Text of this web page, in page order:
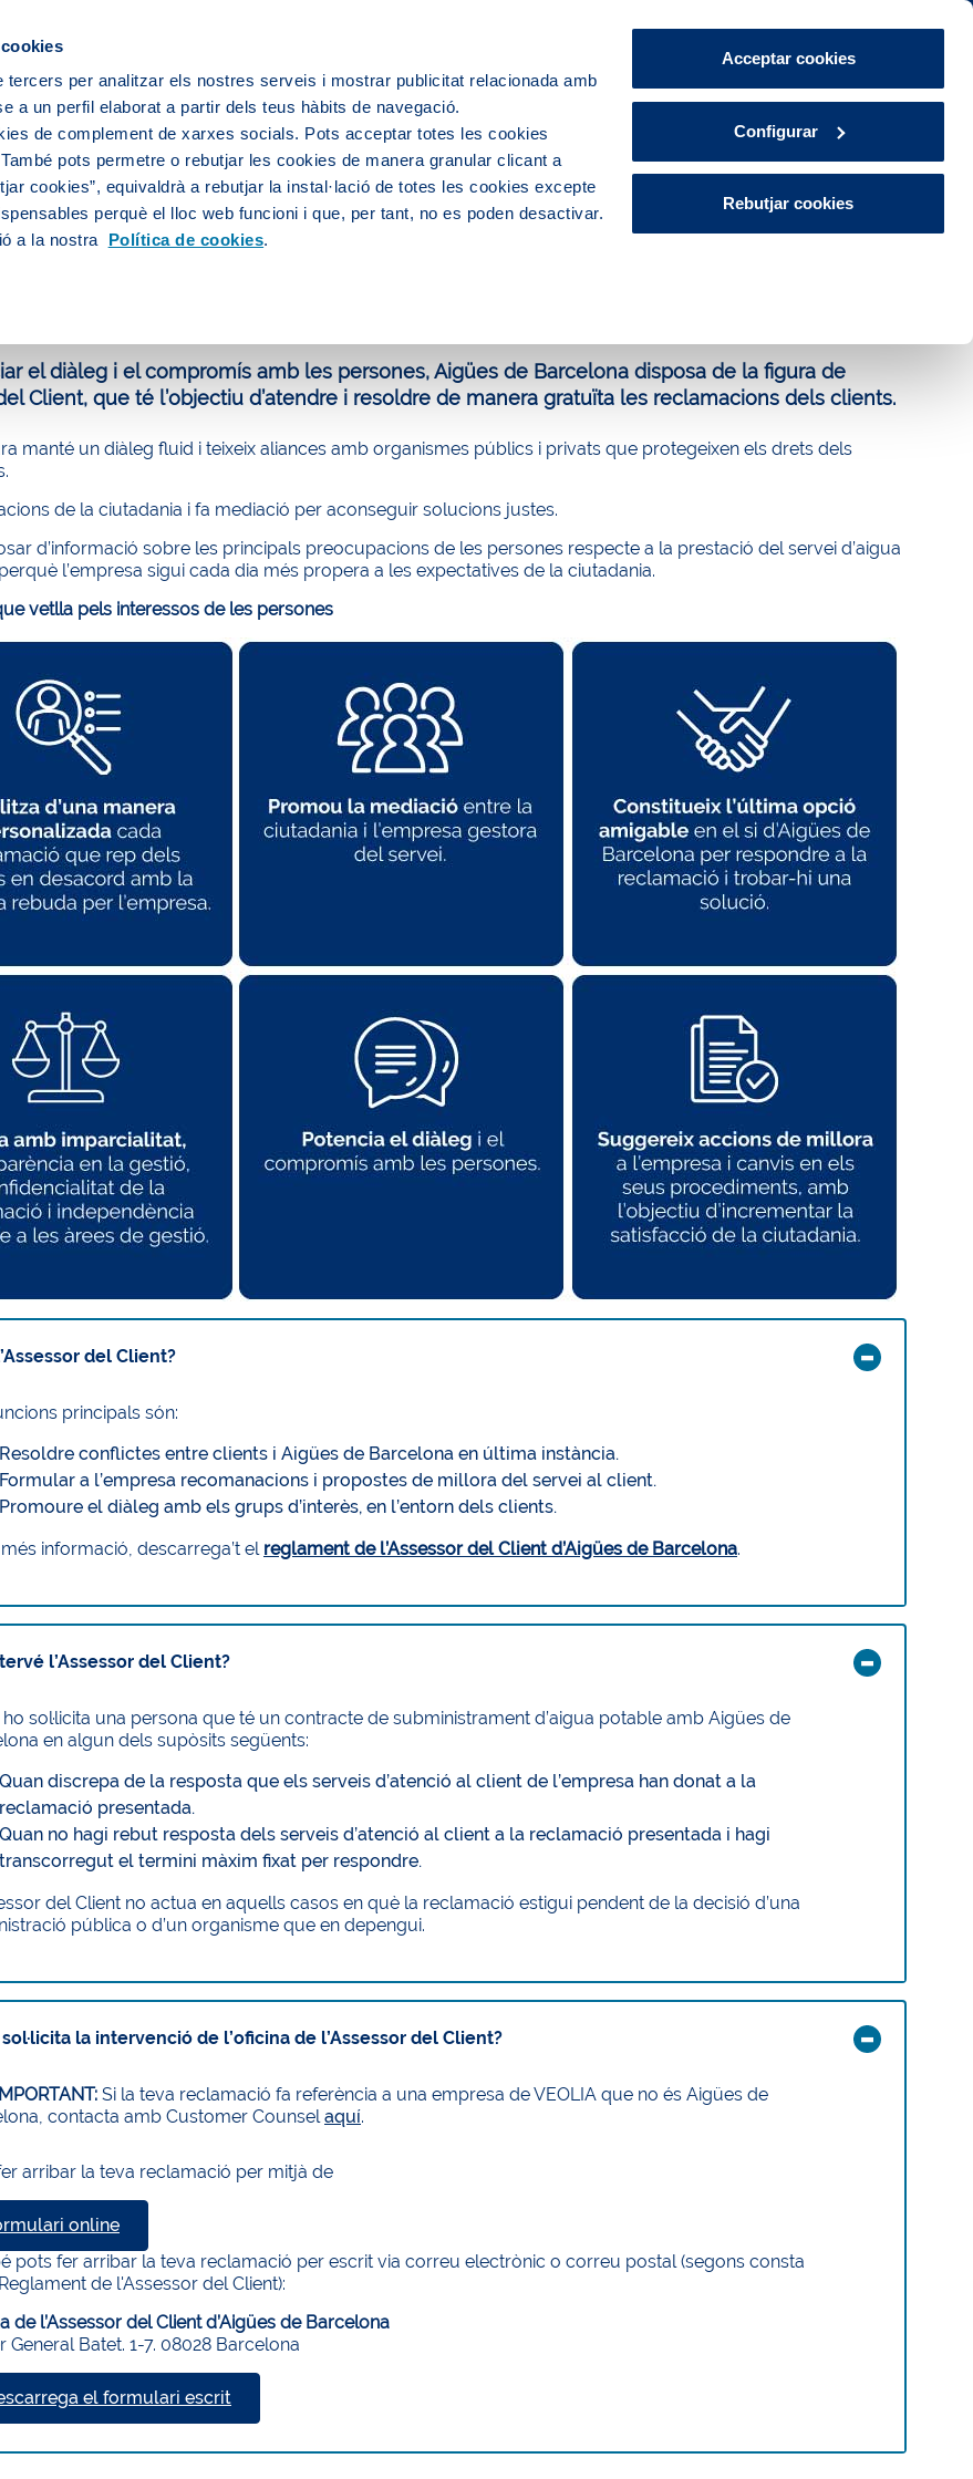
tercers per analitzar els nostres serveis i mostrar publicitat relacionada amb
a un perfil elaborat a partir dels teus hàbits de navegació.
de complement de xarxes socials. Pots acceptar totes les cookies
pots permetre o rebutjar les cookies de manera granular clicant a
cookies”, equivaldrà a rebutjar la instal·lació de totes les cookies excepte
perquè el lloc web funcioni i que, per tant, no es poden desactivar.
a la nostra Política de cookies.
Acceptar cookies
Configurar
Rebutjar cookies
CA ES Àrea de Clients
d'aigua L’aigua de la teva ciutat Explora, educa i participa Contacte
Reclamacions Assessor del client
el diàleg i el compromís amb les persones, Aigües de Barcelona disposa de la figura de
Client, que té l’objectiu d’atendre i resoldre de manera gratuïta les reclamacions dels clients.
manté un diàleg fluid i teixeix aliances amb organismes públics i privats que protegeixen els drets dels
de la ciutadania i fa mediació per aconseguir solucions justes.
d’informació sobre les principals preocupacions de les persones respecte a la prestació del servei d’aigua
l’empresa sigui cada dia més propera a les expectatives de la ciutadania.
vetlla pels interessos de les persones
del Client?
principals són:
Resoldre conflictes entre clients i Aigües de Barcelona en última instància.
Formular a l’empresa recomanacions i propostes de millora del servei al client.
Promoure el diàleg amb els grups d’interès, en l’entorn dels clients.
informació, descarrega’t el reglament de l’Assessor del Client d’Aigües de Barcelona.
l’Assessor del Client?
sol·licita una persona que té un contracte de subministrament d’aigua potable amb Aigües de
en algun dels supòsits següents:
Quan discrepa de la resposta que els serveis d’atenció al client de l’empresa han donat a la
reclamació presentada.
Quan no hagi rebut resposta dels serveis d’atenció al client a la reclamació presentada i hagi
transcorregut el termini màxim fixat per respondre.
del Client no actua en aquells casos en què la reclamació estigui pendent de la decisió d’una
pública o d’un organisme que en depengui.
la intervenció de l’oficina de l’Assessor del Client?
Si la teva reclamació fa referència a una empresa de VEOLIA que no és Aigües de
contacta amb Customer Counselaquí.
arribar la teva reclamació per mitjà de
online
pots fer arribar la teva reclamació per escrit via correu electrònic o correu postal (segons consta
de l'Assessor del Client):
de l’Assessor del Client d’Aigües de Barcelona
General Batet. 1-7. 08028 Barcelona
el formulari escrit